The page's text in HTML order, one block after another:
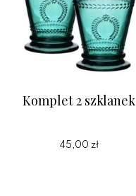
Komplet 2 szklanek
45,00 zł